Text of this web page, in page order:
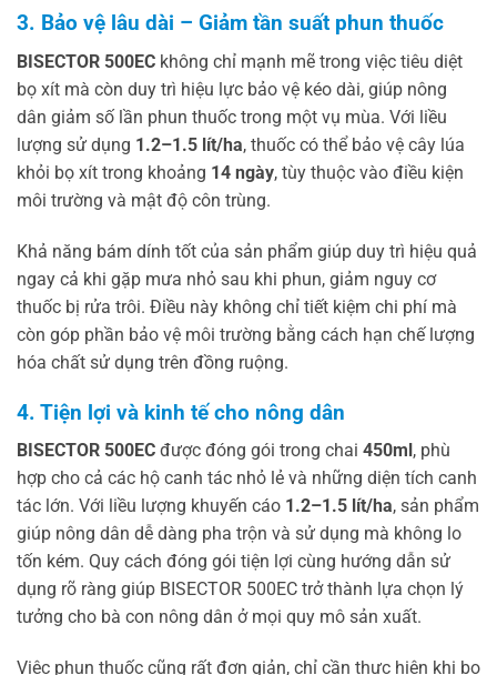
3. Bảo vệ lâu dài – Giảm tần suất phun thuốc
BISECTOR 500EC không chỉ mạnh mẽ trong việc tiêu diệt
bọ xít mà còn duy trì hiệu lực bảo vệ kéo dài, giúp nông
dân giảm số lần phun thuốc trong một vụ mùa. Với liều
lượng sử dụng 1.2–1.5 lít/ha, thuốc có thể bảo vệ cây lúa
khỏi bọ xít trong khoảng 14 ngày, tùy thuộc vào điều kiện
môi trường và mật độ côn trùng.
Khả năng bám dính tốt của sản phẩm giúp duy trì hiệu quả
ngay cả khi gặp mưa nhỏ sau khi phun, giảm nguy cơ
thuốc bị rửa trôi. Điều này không chỉ tiết kiệm chi phí mà
còn góp phần bảo vệ môi trường bằng cách hạn chế lượng
hóa chất sử dụng trên đồng ruộng.
4. Tiện lợi và kinh tế cho nông dân
BISECTOR 500EC được đóng gói trong chai 450ml , phù
hợp cho cả các hộ canh tác nhỏ lẻ và những diện tích canh
tác lớn. Với liều lượng khuyến cáo 1.2–1.5 lít/ha, sản phẩm
giúp nông dân dễ dàng pha trộn và sử dụng mà không lo
tốn kém. Quy cách đóng gói tiện lợi cùng hướng dẫn sử
dụng rõ ràng giúp BISECTOR 500EC trở thành lựa chọn lý
tưởng cho bà con nông dân ở mọi quy mô sản xuất.
Việc phun thuốc cũng rất đơn giản, chỉ cần thực hiện khi bọ